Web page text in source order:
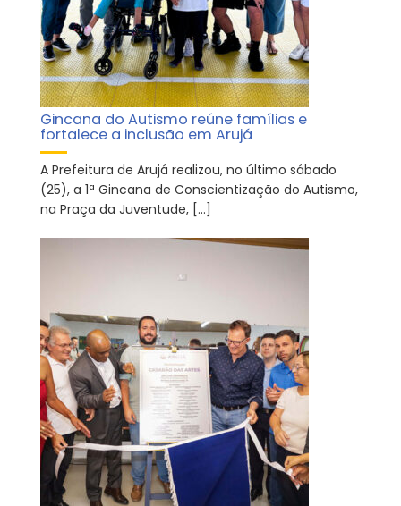
Gincana do Autismo reúne famílias e
fortalece a inclusão em Arujá
A Prefeitura de Arujá realizou, no último sábado
(25), a 1ª Gincana de Conscientização do Autismo,
na Praça da Juventude, […]